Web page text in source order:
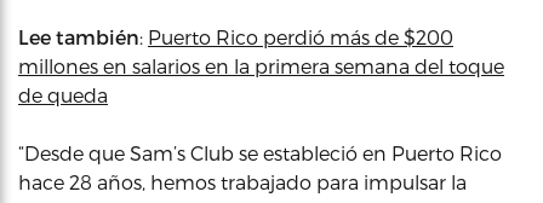
Lee también: Puerto Rico perdió más de $200
millones en salarios en la primera semana del toque
de queda
“Desde que Sam’s Club se estableció en Puerto Rico
hace 28 años, hemos trabajado para impulsar la